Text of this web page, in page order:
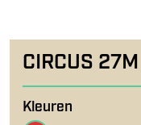
CIRCUS
Kleuren